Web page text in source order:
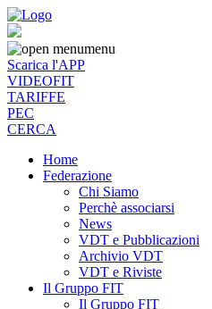
menu
Scarica l'APP
VIDEOFIT
TARIFFE
PEC
CERCA
Home
Federazione
Chi Siamo
Perchè associarsi
News
VDT e Pubblicazioni
Archivio VDT
VDT e Riviste
Il Gruppo FIT
Il Gruppo FIT